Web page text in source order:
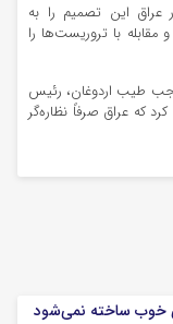
عراق این تصمیم را به
مقابله با تروریست‌ها را
طیب اردوغان، رئیس
که عراق صرفاً نظاره‌گر
خوب ساخته نمی‌شود